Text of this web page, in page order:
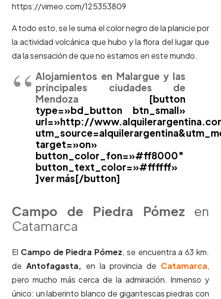
https://vimeo.com/125353809
A todo esto, se le suma el color negro de la planicie por
la actividad volcánica que hubo y la flora del lugar que
da la sensación de que no estamos en este mundo.
Alojamientos en Malargue y las
principales ciudades de
Mendoza [button
type=»bd_button btn_small»
url=»http://
target=»on»
button_color_fon=»#ff8000″
button_text_color=»#ffffff»
]ver más[/button]
Campo de Piedra Pómez en
Catamarca
El Campo de Piedra Pómez, se encuentra a 63 km.
de Antofagasta, en la provincia de Catamarca,
pero mucho más cerca de la admiración. Inmenso y
único: un laberinto blanco de gigantescas piedras con